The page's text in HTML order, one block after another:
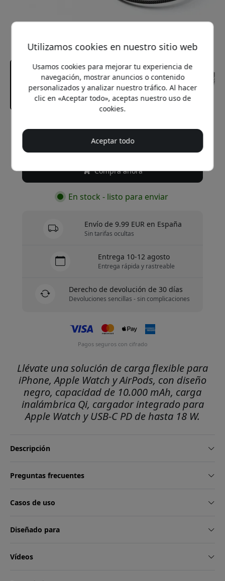
Precio recomendado
109.99 EUR
Compra ahora
En stock - listo para enviar
Envío de 9.99 EUR en España
Sin tarifas ocultas
Entrega 10-12 agosto
Entrega rápida y rastreable
Derecho de devolución de 30 días
Devoluciones sencillas - sin complicaciones
Pagos seguros con cifrado
Llévate una solución de carga flexible para
iPhone, Apple Watch y AirPods, con diseño
negro, capacidad de 10.000 mAh, carga
inalámbrica Qi, cargador integrado para
Apple Watch y USB-C PD de hasta 18 W.
Descripción
Preguntas frecuentes
Casos de uso
Diseñado para
Vídeos
Utilizamos cookies en nuestro sitio web
Usamos cookies para mejorar tu experiencia de
navegación, mostrar anuncios o contenido
personalizados y analizar nuestro tráfico. Al hacer
clic en «Aceptar todo», aceptas nuestro uso de
cookies.
Aceptar todo